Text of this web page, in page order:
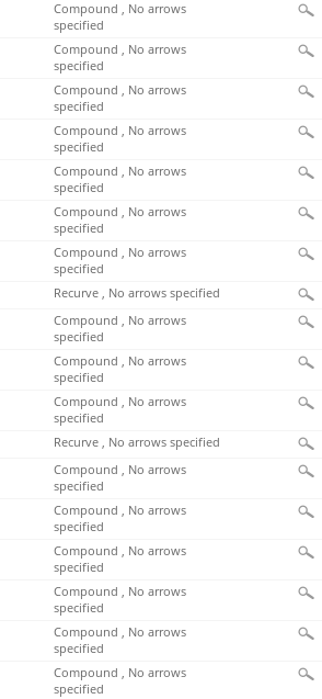
Compound , No arrows
specified
Compound , No arrows
specified
Compound , No arrows
specified
Compound , No arrows
specified
Compound , No arrows
specified
Compound , No arrows
specified
Compound , No arrows
specified
Recurve , No arrows specified
Compound , No arrows
specified
Compound , No arrows
specified
Compound , No arrows
specified
Recurve , No arrows specified
Compound , No arrows
specified
Compound , No arrows
specified
Compound , No arrows
specified
Compound , No arrows
specified
Compound , No arrows
specified
Compound , No arrows
specified